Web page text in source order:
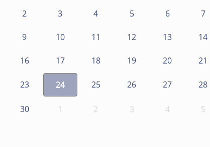
2 3 4 5 6 7
9 10 11 12 13 14
16 17 18 19 20 21
23 24 25 26 27 28
30 1 2 3 4 5